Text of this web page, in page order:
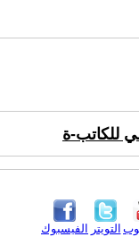
للكاتب-ة
الفيسبوك التويتر